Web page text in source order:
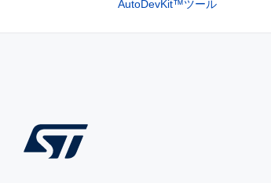
AutoDevKit™ツール